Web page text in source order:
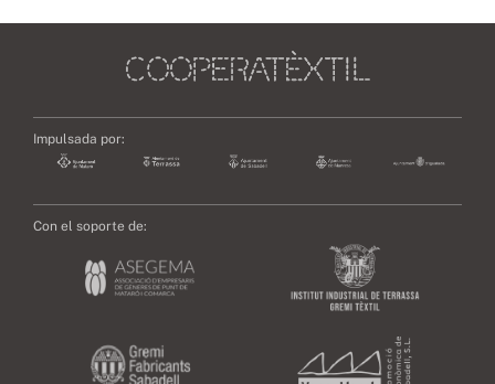
Impulsada por:
Con el soporte de: